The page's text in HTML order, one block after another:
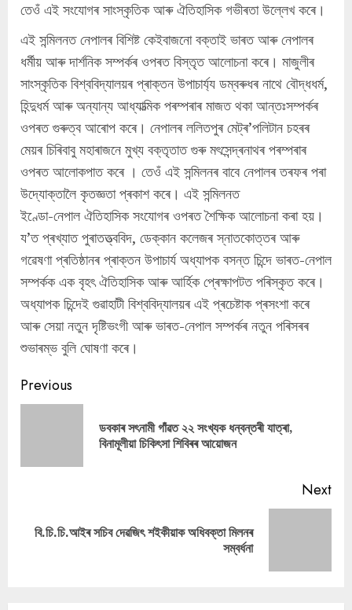
তেওঁ এই সংযোগৰ সাংস্কৃতিক আৰু ঐতিহাসিক গভীৰতা উল্লেখ কৰে।
এই সন্মিলনত নেপালৰ বিশিষ্ট কেইবাজনো বক্তাই ভাৰত আৰু নেপালৰ
ধৰ্মীয় আৰু দাৰ্শনিক সম্পৰ্কৰ ওপৰত বিস্তৃত আলোচনা কৰে। মাজুলীৰ
সাংস্কৃতিক বিশ্ববিদ্যালয়ৰ প্ৰাক্তন উপাচাৰ্য্য ডম্বৰুধৰ নাথে বৌদ্ধধর্ম,
হিন্দুধর্ম আৰু অন্যান্য আধ্যাত্মিক পৰম্পৰাৰ মাজত থকা আন্তঃসম্পৰ্কৰ
ওপৰত গুৰুত্ব আৰোপ কৰে। নেপালৰ ললিতপুৰ মেট্ৰ’পলিটান চহৰৰ
মেয়ৰ চিৰিবাবু মহাৰাজনে মুখ্য বক্তৃতাত গুৰু মৎসেন্দ্ৰনাথৰ পৰম্পৰাৰ
ওপৰত আলোকপাত কৰে । তেওঁ এই সন্মিলনৰ বাবে নেপালৰ তৰফৰ পৰা
উদ্যোক্তালৈ কৃতজ্ঞতা প্ৰকাশ কৰে। এই সন্মিলনত
ইণ্ডো-নেপাল ঐতিহাসিক সংযোগৰ ওপৰত শৈক্ষিক আলোচনা কৰা হয়।
য’ত প্ৰখ্যাত পুৰাতত্ত্ববিদ, ডেক্কান কলেজৰ স্নাতকোত্তৰ আৰু
গৱেষণা প্ৰতিষ্ঠানৰ প্ৰাক্তন উপাচাৰ্য অধ্যাপক বসন্ত চিন্দে ভাৰত-নেপাল
সম্পর্কক এক বৃহৎ ঐতিহাসিক আৰু আৰ্হিক প্ৰেক্ষাপটত পৰিস্কৃত কৰে।
অধ্যাপক চিন্দেই গুৱাহাটী বিশ্ববিদ্যালয়ৰ এই প্ৰচেষ্টাক প্ৰসংশা কৰে
আৰু সেয়া নতুন দৃষ্টিভংগী আৰু ভাৰত-নেপাল সম্পর্কৰ নতুন পৰিসৰৰ
শুভাৰম্ভ বুলি ঘোষণা কৰে।
Continue
Reading
Previous
ডবকাৰ সৎনামী গাঁৱত ২২ সংখ্যক ধন্বন্তৰী যাত্ৰা,
বিনামূলীয়া চিকিৎসা শিবিৰৰ আয়োজন
Next
Next
বি.চি.চি.আইৰ সচিব দেৱজিৎ শইকীয়াক অধিবক্তা মিলনৰ
সম্বর্ধনা